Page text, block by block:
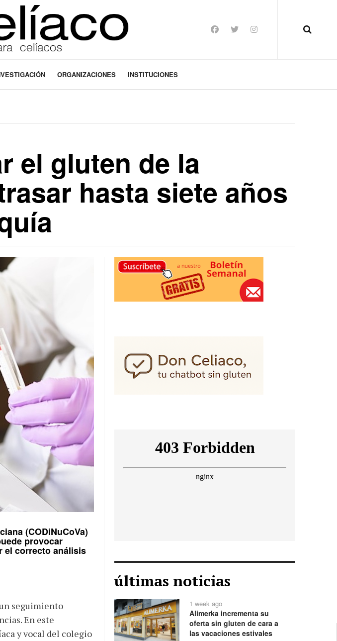
ORGANIZACIONES INSTITUCIONES
el gluten de la
hasta siete años
(CODiNuCoVa)
provocar
el correcto análisis
seguimiento
En este
y vocal del colegio
últimas noticias
1 week ago
Alimerka incrementa su
oferta sin gluten de cara a
las vacaciones estivales